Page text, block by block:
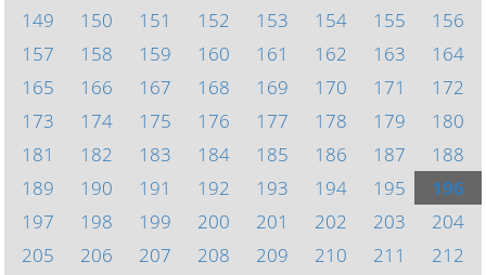
149
150 151 152 153 154 155
156
157
158 159 160 161 162 163
164
165
166 167 168 169 170 171
172
173
174 175 176 177 178 179
180
181
182 183 184 185 186 187
188
189
190 191 192 193 194 195
196
197
198 199 200 201 202 203
204
205
206 207 208 209 210 211
212